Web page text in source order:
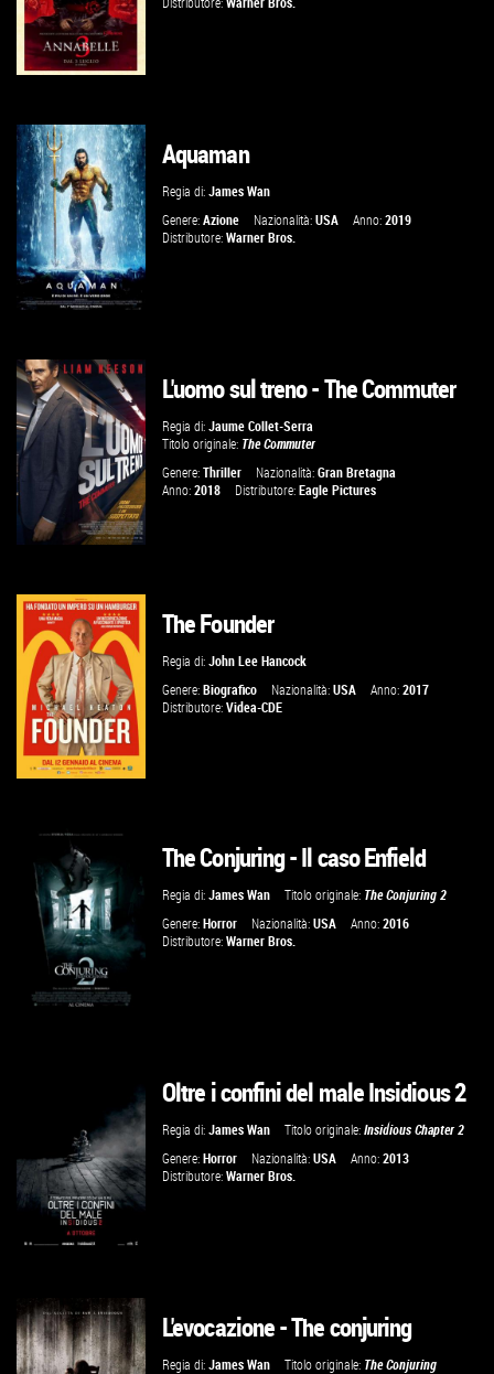
GUARDA IL TRAILER
VAI ALLA SCHEDA
GUARDA IL TRAILER
VAI ALLA SCHEDA
Aquaman
Regia di:James Wan
Genere:Azione Nazionalità:USA Anno:2019
Distributore:Warner Bros.
GUARDA IL TRAILER
VAI ALLA SCHEDA
L'uomo sul treno - The Commuter
Regia di:Jaume Collet-Serra
Titolo originale: The Commuter
Genere:Thriller Nazionalità:Gran Bretagna
Anno:2018 Distributore:Eagle Pictures
GUARDA IL TRAILER
VAI ALLA SCHEDA
The Founder
Regia di:John Lee Hancock
Genere:Biografico Nazionalità:USA Anno:2017
Distributore:Videa-CDE
VAI ALLA SCHEDA
The Conjuring - Il caso Enfield
Regia di:James Wan Titolo originale: The Conjuring 2
Genere:Horror Nazionalità:USA Anno:2016
Distributore:Warner Bros.
VAI ALLA SCHEDA
Oltre i confini del male Insidious 2
Regia di:James Wan Titolo originale:Insidious Chapter 2
Genere:Horror Nazionalità:USA Anno:2013
Distributore:Warner Bros.
L'evocazione - The conjuring
Regia di:James Wan Titolo originale: The Conjuring